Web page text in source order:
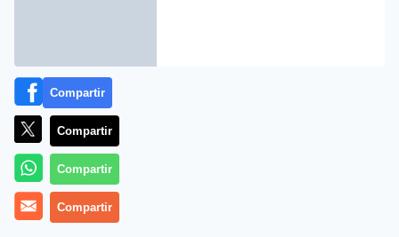
Cameron Doody
Compartir
Compartir
Compartir
Compartir